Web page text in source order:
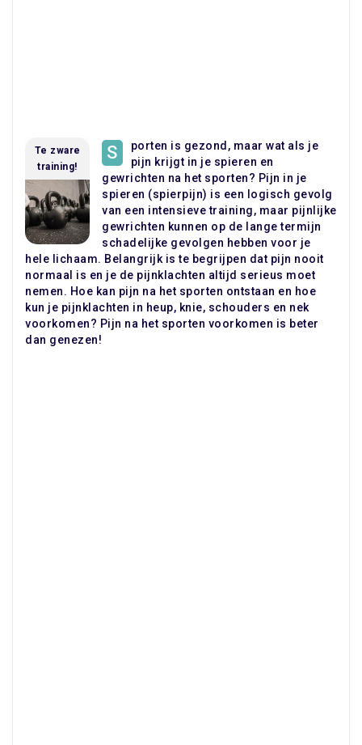
Te zware
training!
S
porten is gezond, maar wat als je
pijn krijgt in je spieren en
gewrichten na het sporten? Pijn in je
spieren (spierpijn) is een logisch gevolg
van een intensieve training, maar pijnlijke
gewrichten kunnen op de lange termijn
schadelijke gevolgen hebben voor je
hele lichaam. Belangrijk is te begrijpen dat pijn nooit
normaal is en je de pijnklachten altijd serieus moet
nemen. Hoe kan pijn na het sporten ontstaan en hoe
kun je pijnklachten in heup, knie, schouders en nek
voorkomen? Pijn na het sporten voorkomen is beter
dan genezen!